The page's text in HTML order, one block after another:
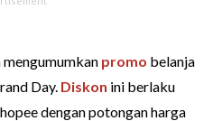
mengumumkan promo belanja
Day. Diskon ini berlaku
dengan potongan harga